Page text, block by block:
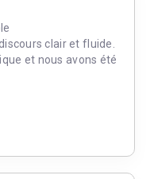
clair et fluide.
et nous avons été